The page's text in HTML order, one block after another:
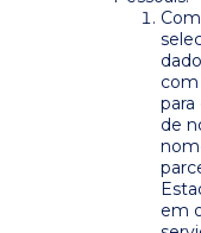
com
de
em